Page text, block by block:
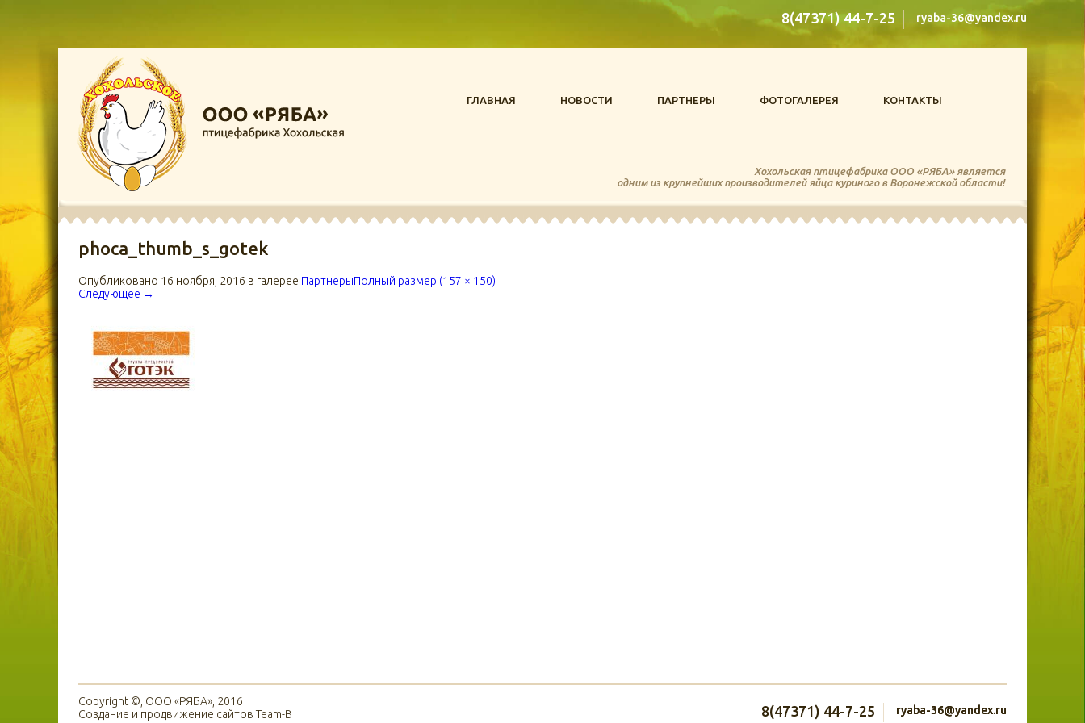
ryaba-36@yandex.ru
8(47371) 44-7-25
ГЛАВНАЯ НОВОСТИ ПАРТНЕРЫ ФОТОГАЛЕРЕЯ КОНТАКТЫ
Хохольская птицефабрика ООО «РЯБА» является
одним из крупнейших производителей яйца куриного в Воронежской области!
phoca_thumb_s_gotek
Опубликовано 16 ноября, 2016 в галерее ПартнерыПолный размер (157 × 150)
Следующее →
Copyright ©, ООО «РЯБА», 2016
Создание и продвижение сайтов Team-B ryaba-36@yandex.ru
8(47371) 44-7-25